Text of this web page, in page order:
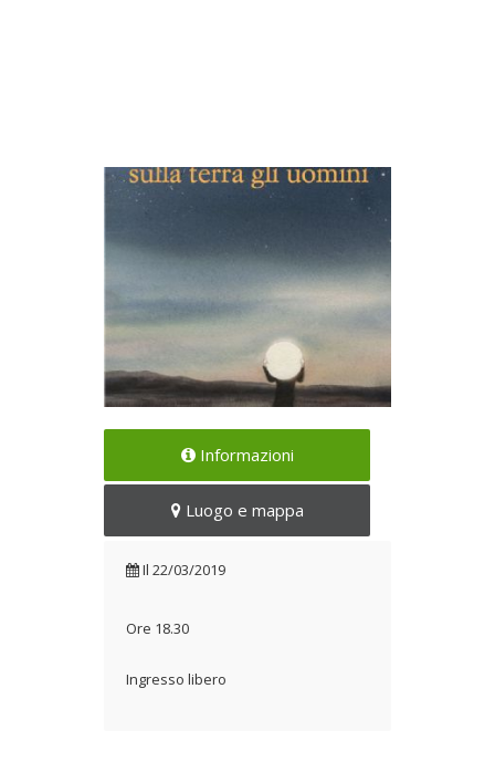
Presentazione del libro di
Il 22/03/2019
Informazioni
Luogo e mappa
Il 22/03/2019
Ore 18.30
Ingresso libero